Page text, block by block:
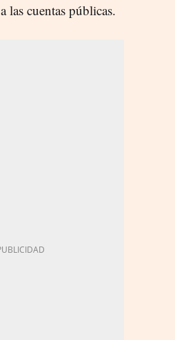
las cuentas públicas.